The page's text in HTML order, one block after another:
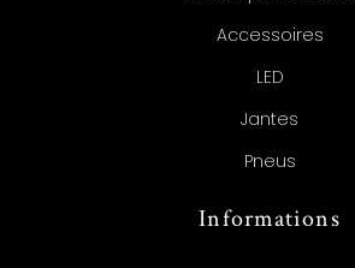
Accessoires
LED
Jantes
Pneus
Informations